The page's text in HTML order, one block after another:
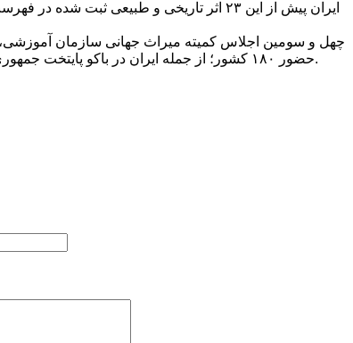
حضور ۱۸۰ کشور؛ از جمله ایران در باکو پایتخت جمهوری آذربایجان آغاز به کار کرده و تا۱۹ تیر ماه ادامه خواهد داشت.